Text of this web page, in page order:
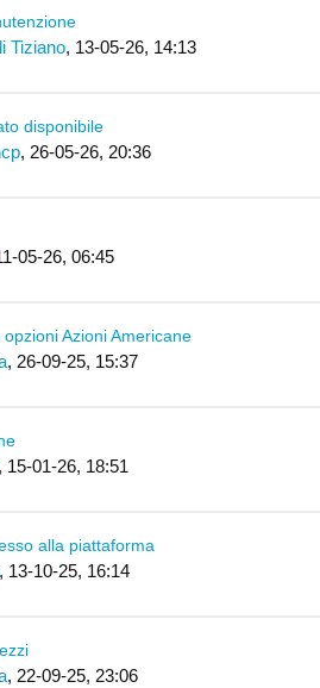
Tiziano, 13-05-26, 14:13
disponibile
, 26-05-26, 20:36
05-26, 06:45
Azioni Americane
, 26-09-25, 15:37
, 15-01-26, 18:51
alla piattaforma
, 13-10-25, 16:14
, 22-09-25, 23:06